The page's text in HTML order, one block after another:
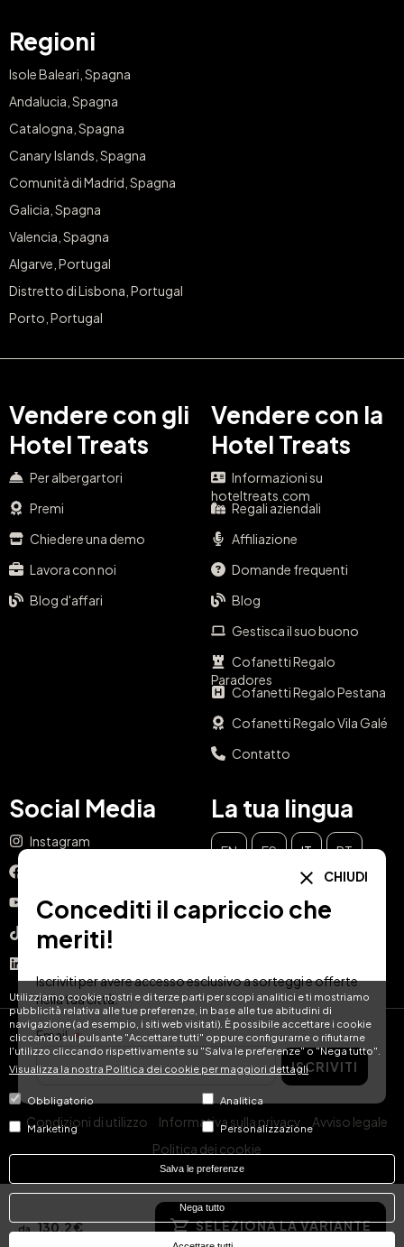
Utilizziamo cookie nostri e di terze parti per scopi analitici e ti mostriamo
pubblicità relativa alle tue preferenze, in base alle tue abitudini di
navigazione (ad esempio, i siti web visitati). È possibile accettare i cookie
cliccando sul pulsante "Accettare tutti" oppure configurarne o rifiutarne
l'utilizzo cliccando rispettivamente su "Salva le preferenze" o "Nega tutto".
Visualizza la nostra Politica dei cookie per maggiori dettagli
Obbligatorio Analitica
Marketing Personalizzazione
Salva le preferenze
Nega tutto
da 130,2 € SELEZIONA LA VARIANTE
Regioni
Isole Baleari, Spagna
Andalucia, Spagna
Catalogna, Spagna
Canary Islands, Spagna
Comunità di Madrid, Spagna
Galicia, Spagna
Valencia, Spagna
Algarve, Portugal
Distretto di Lisbona, Portugal
Porto, Portugal
Vendere con gli
Hotel Treats
Per albergartori
Premi
Chiedere una demo
Lavora con noi
Blog d'affari
Vendere con la
Hotel Treats
Informazioni su
hoteltreats.com
Regali aziendali
Affiliazione
Domande frequenti
Blog
Gestisca il suo buono
Cofanetti Regalo
Paradores
Cofanetti Regalo Pestana
Cofanetti Regalo Vila Galé
Contatto
Social Media
Instagram
YouTube
TikTok
La tua lingua
EN ES IT PT
© Hotel Treats 2026
Tel: +34 871 51 00 40 (9:00 - 19:00 CEST)
Condizioni di utilizzo Informativa sulla privacy
Avviso legale
Politica dei cookie
CHIUDI
Concediti il capriccio che
meriti!
Iscriviti per avere accesso esclusivo a sorteggi e offerte
nella tua città.
Email
ISCRIVITI